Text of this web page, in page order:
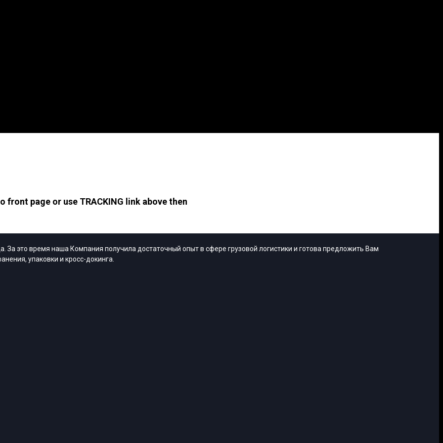
page or use TRACKING link above then
это время наша Компания получила достаточный опыт в сфере грузовой логистики и готова предложить Вам
упаковки и кросс-докинга.